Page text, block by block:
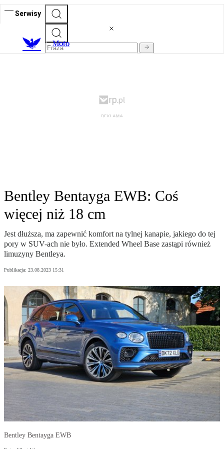
Serwisy
Moto
Bentley Bentayga EWB: Coś
więcej niż 18 cm
Jest dłuższa, ma zapewnić komfort na tylnej kanapie, jakiego do tej
pory w SUV-ach nie było. Extended Wheel Base zastąpi również
limuzyny Bentleya.
Publikacja: 23.08.2023 15:31
Bentley Bentayga EWB